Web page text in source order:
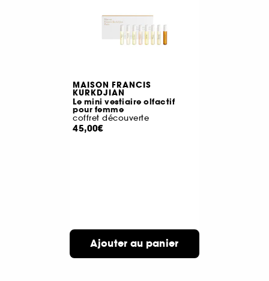
MAISON FRANCIS
KURKDJIAN
Le mini vestiaire olfactif
pour femme
coffret découverte
45,00€
Ajouter au panier